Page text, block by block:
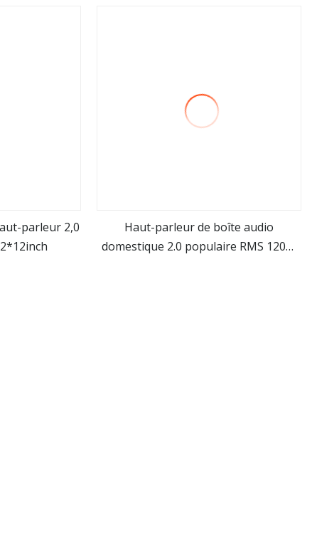
parleur 2,0
Voir plus
Haut-parleur de boîte audio
domestique 2.0 populaire RMS 120W